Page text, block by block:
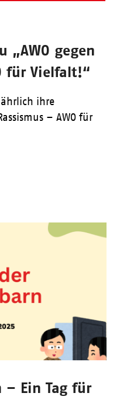
„AWO gegen
für Vielfalt!“
ihre
– AWO für
– Ein Tag für